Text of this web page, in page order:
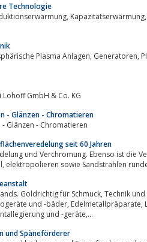
Technologie
Dünnschichttechnik und Dental-
GmbH & Co. KG
- Glänzen - Chromatieren
Glänzen - Chromatieren
seit 60 Jahren
und Verchromung. Ebenso ist die
und Dental: Edelmetalllegierungen und
Analytik und Werkstoffprüfung, Dentallegierung und -geräte,...
und Späneförderer